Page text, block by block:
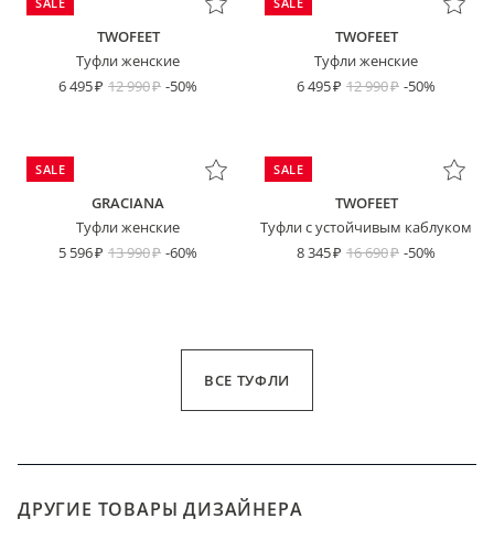
TWOFEET
Туфли женские
6 495
12 990 -50%
TWOFEET
Туфли женские
6 495
12 990 -50%
SALE
GRACIANA
Туфли женские
5 596
13 990 -60%
SALE
TWOFEET
Туфли с устойчивым каблуком
8 345
16 690 -50%
ВСЕ ТУФЛИ
ДРУГИЕ ТОВАРЫ ДИЗАЙНЕРА